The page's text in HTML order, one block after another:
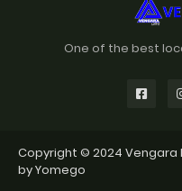
One of the best
Copyright © 2024 Vengara
byYomego